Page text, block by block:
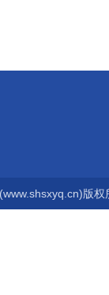
(www.shsxyq.cn)版